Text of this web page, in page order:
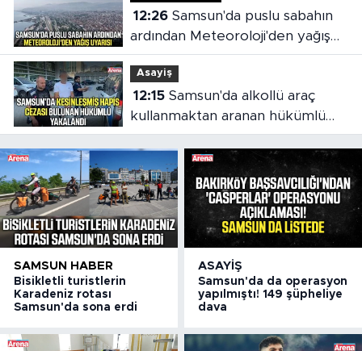
12:26Samsun'da puslu sabahın
ardından Meteoroloji'den yağış
uyarısı
Asayiş
12:15Samsun'da alkollü araç
kullanmaktan aranan hükümlü
cezaevine gönderildi
SAMSUN HABER
Bisikletli turistlerin
Karadeniz rotası
Samsun'da sona erdi
ASAYIŞ
Samsun'da da operasyon
yapılmıştı! 149 şüpheliye
dava